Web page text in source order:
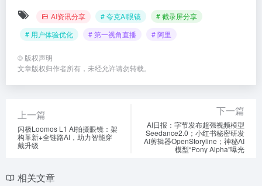
AI资讯分享 # 夸克AI眼镜
# 截录屏分享
# 用户体验优化
# 第一视角直播 # 阿里
© 版权声明
文章版权归作者所有，未经允许请勿转载。
上一篇
闪极Loomos L1 AI拍摄眼镜：架
构革新+全链路AI，助力智能穿
戴升级
下一篇
AI日报：字节发布超强视频模型
Seedance2.0；小红书秘密研发
AI剪辑器OpenStoryline；神秘AI
模型“Pony Alpha”曝光
相关文章